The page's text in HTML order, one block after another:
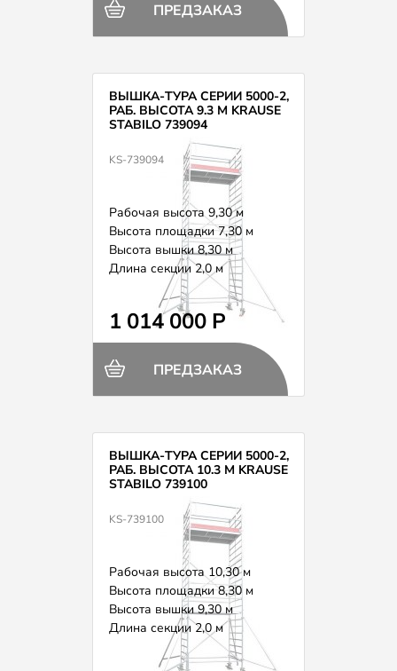
ПРЕДЗАКАЗ
ВЫШКА-ТУРА СЕРИИ 5000-2,
РАБ. ВЫСОТА 9.3 М KRAUSE
STABILO 739094
KS-739094
Рабочая высота 9,30 м
Высота площадки 7,30 м
Высота вышки 8,30 м
Длина секции 2,0 м
Вес 258,0 кг
1 014 000 Р
ПРЕДЗАКАЗ
ВЫШКА-ТУРА СЕРИИ 5000-2,
РАБ. ВЫСОТА 10.3 М KRAUSE
STABILO 739100
KS-739100
Рабочая высота 10,30 м
Высота площадки 8,30 м
Высота вышки 9,30 м
Длина секции 2,0 м
Вес 274,0 кг